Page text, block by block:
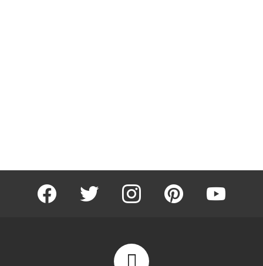
facebook twitter instagram pinterest youtube